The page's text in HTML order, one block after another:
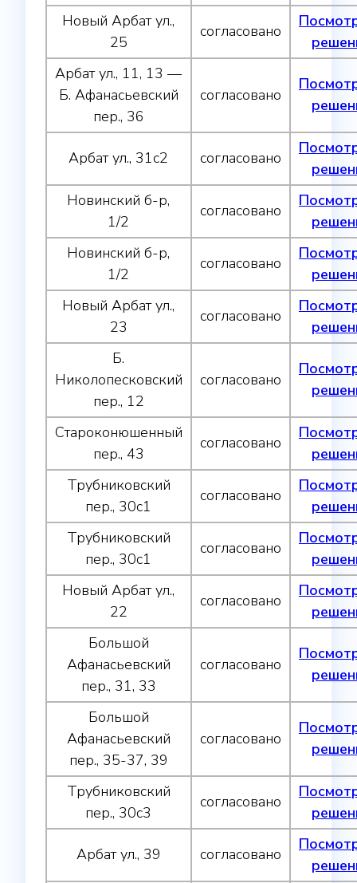
Новый Арбат ул.,
25
согласовано
Арбат ул., 11, 13 —
Б. Афанасьевский
пер., 36
согласовано
Арбат ул., 31с2 согласовано
Новинский б-р,
1/2
согласовано
Новинский б-р,
1/2
согласовано
Новый Арбат ул.,
23
согласовано
Б.
Николопесковский
пер., 12
согласовано
Староконюшенный
пер., 43
согласовано
Трубниковский
пер., 30с1
согласовано
Трубниковский
пер., 30с1
согласовано
Новый Арбат ул.,
22
согласовано
Большой
Афанасьевский
пер., 31, 33
согласовано
Большой
Афанасьевский
пер., 35-37, 39
согласовано
Трубниковский
пер., 30с3
согласовано
Арбат ул., 39 согласовано